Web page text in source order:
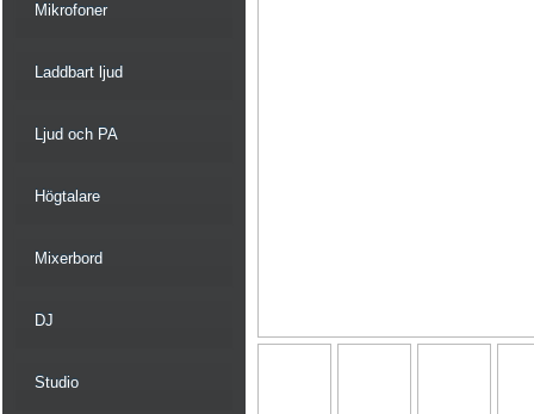
Mikrofoner
Laddbart ljud
Ljud och PA
Högtalare
Mixerbord
DJ
Studio